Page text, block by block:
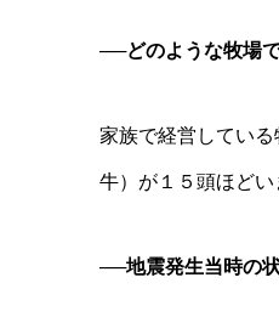
──どのような牧場で
家族で経営してい
牛）が１５頭ほどい
──地震発生当時の